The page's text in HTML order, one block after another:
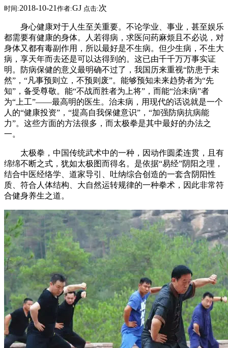
时间:2018-10-21 作者:GJ 点击:次
身心健康对于人生至关重要。不论学业、事业，甚至娱乐
都需要有健康的身体。人若得病，求医问药麻烦且不必说，对
身体又都有毒副作用，所以最好是不生病。但少生病，不生大
病，享天年而去还是可以达得到的。这已由千千万万事实证
明。防病保健的意义最明确不过了，我国历来重视“防患于未
然”，“凡事预则立，不预则废”。能够预知未来趋势者为“先
知”，备受尊敬。能“不战而胜者为上将”，而能“治未病”者
为“上工”——最高明的医生。治未病，用现代的话说就是一个
人的“健康投资”，“提高自我保健意识”，“加强防病抗病能
力”。这些方面的方法很多，而太极拳是其中最好的办法之
一。
太极拳，中国传统武术中的一种，因动作圆柔连贯，且有
绵绵不断之式，犹如太极图而得名。是依据“易经”阴阳之理，
结合中医经络学、道家导引、吐纳综合创造的一套含阴阳性
质、符合人体结构、大自然运转规律的一种拳术，因此非常符
合健身养生之道。